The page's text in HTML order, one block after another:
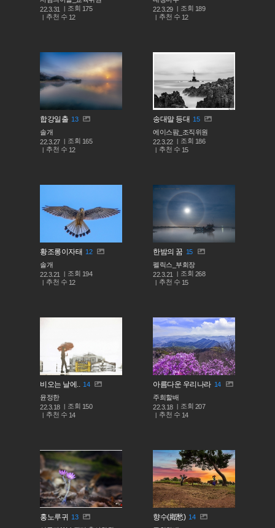
22.3.31
조회 175
추천 수 12
22.3.29
조회 189
추천 수 12
합강일출 13
솔개
22.3.27
조회 165
추천 수 12
송대말 등대 15
에이스팜_조직위원
22.3.22
조회 186
추천 수 15
황조롱이자태 12
솔개
22.3.21
조회 194
추천 수 12
한밤의 꿈 15
펠릭스_부회장
22.3.21
조회 268
추천 수 15
비오는 날에..
14
윤정한
22.3.18
조회 150
추천 수 14
아름다운 우리나라 14
주희할배
22.3.18
조회 207
추천 수 14
홍노루귀 13
향수(鄕愁) 14